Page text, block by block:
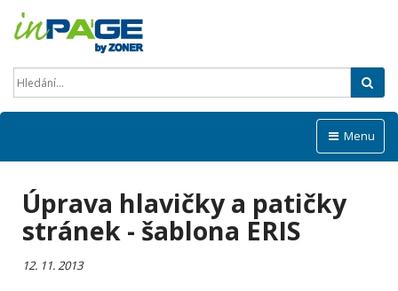
Menu
Úprava hlavičky a patičky
stránek - šablona ERIS
12. 11. 2013